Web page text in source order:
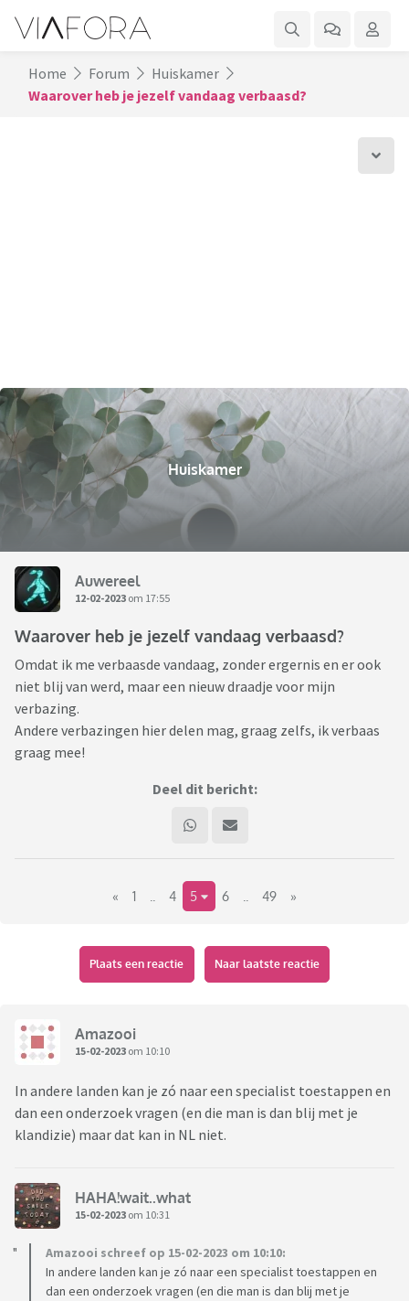
Home Forum
Huiskamer
Waarover heb je jezelf vandaag verbaasd?
Huiskamer
Auwereel
12-02-2023 om 17:55
Waarover heb je jezelf vandaag verbaasd?
Omdat ik me verbaasde vandaag, zonder ergernis en er ook
niet blij van werd, maar een nieuw draadje voor mijn
verbazing.
Andere verbazingen hier delen mag, graag zelfs, ik verbaas
graag mee!
Deel dit bericht:
« 1 4 5 6 49 »
Plaats een reactie Naar laatste reactie
Amazooi
15-02-2023 om 10:10
In andere landen kan je zó naar een specialist toestappen en
dan een onderzoek vragen (en die man is dan blij met je
klandizie) maar dat kan in NL niet.
HAHA!wait..what
15-02-2023 om 10:31
Amazooi schreef op 15-02-2023 om 10:10:
In andere landen kan je zó naar een specialist toestappen en
dan een onderzoek vragen (en die man is dan blij met je